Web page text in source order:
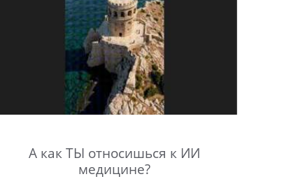
А как ТЫ относишься к ИИ
медицине?